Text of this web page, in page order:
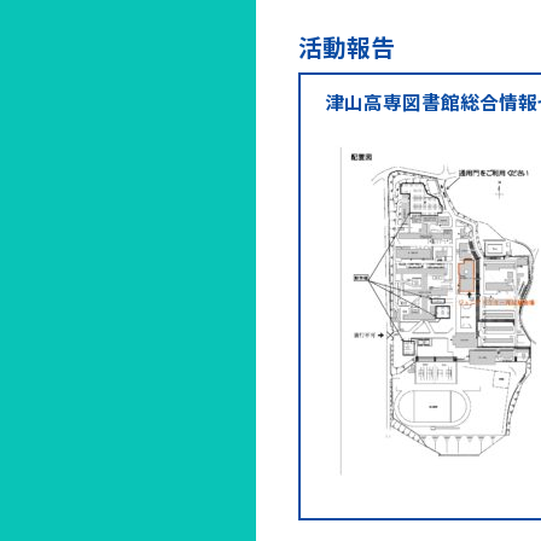
活動報告
津山高専図書館総合情